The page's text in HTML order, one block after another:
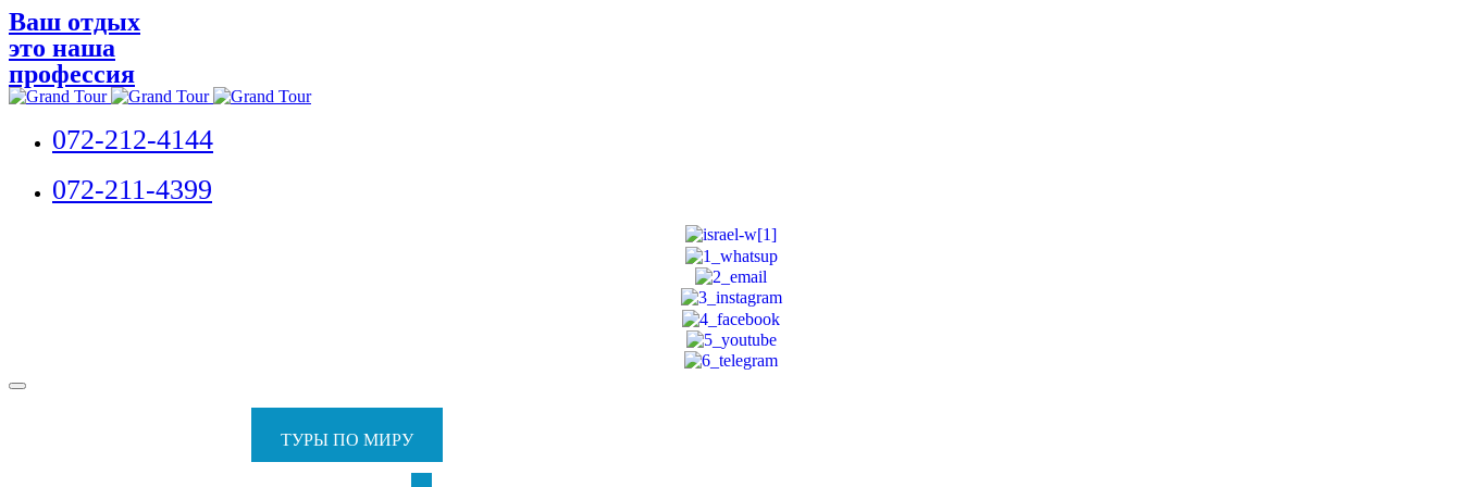
Ваш отдых
это наша
профессия
072-212-4144
072-211-4399
ТУРЫ ПО МИРУ